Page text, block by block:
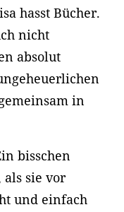
hasst Bücher.
nicht
absolut
in
bisschen
sie vor
und einfach